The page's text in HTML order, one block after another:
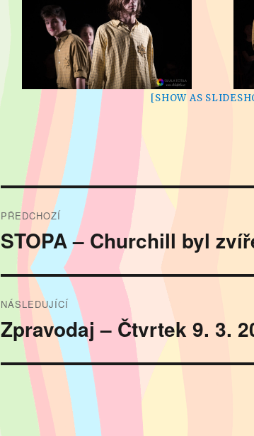
[SHOW AS
Navigace
pro
příspěvek
PŘEDCHOZÍ
Předchozí
příspěvek:
STOPA – Churchill byl
NÁSLEDUJÍCÍ
Následující
příspěvek:
Zpravodaj – Čtvrtek 9. 3.